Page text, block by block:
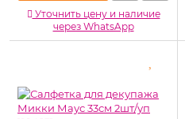
Уточнить цену и наличие
через WhatsApp